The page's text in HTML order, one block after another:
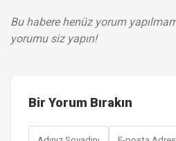
Bu habere henüz yorum
yorumu siz yapın!
Bir Yorum Bırakın